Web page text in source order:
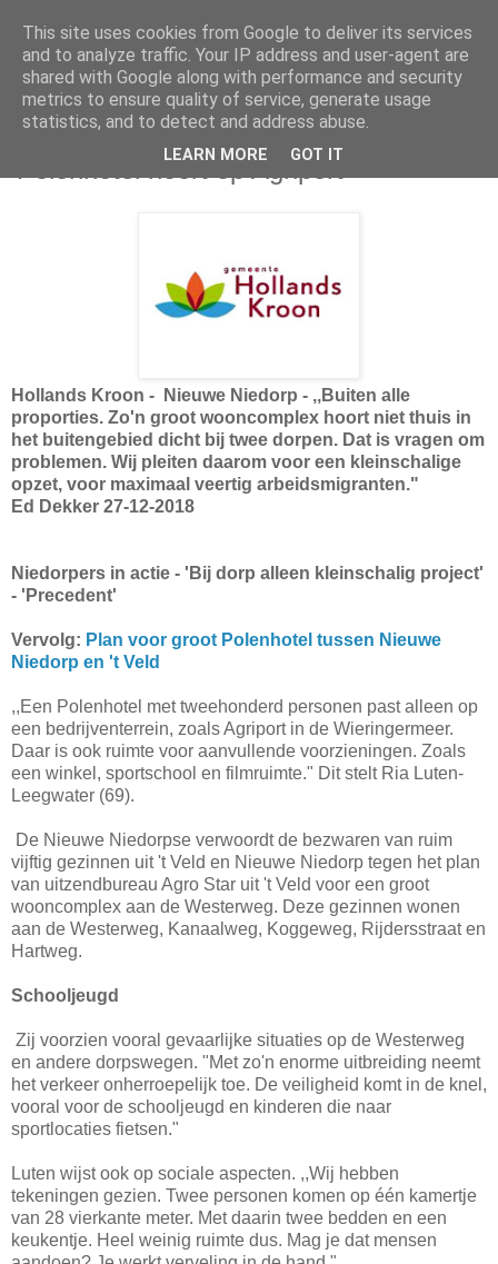
donderdag 27 december 2018
'Polenhotel hoort op Agriport'
Hollands Kroon - Nieuwe Niedorp - ,,Buiten alle
proporties. Zo'n groot wooncomplex hoort niet thuis in
het buitengebied dicht bij twee dorpen. Dat is vragen om
problemen. Wij pleiten daarom voor een kleinschalige
opzet, voor maximaal veertig arbeidsmigranten."
Ed Dekker 27-12-2018
Niedorpers in actie - 'Bij dorp alleen kleinschalig project'
- 'Precedent'
Vervolg: Plan voor groot Polenhotel tussen Nieuwe
Niedorp en 't Veld
,,Een Polenhotel met tweehonderd personen past alleen op
een bedrijventerrein, zoals Agriport in de Wieringermeer.
Daar is ook ruimte voor aanvullende voorzieningen. Zoals
een winkel, sportschool en filmruimte." Dit stelt Ria Luten-
Leegwater (69).
De Nieuwe Niedorpse verwoordt de bezwaren van ruim
vijftig gezinnen uit 't Veld en Nieuwe Niedorp tegen het plan
van uitzendbureau Agro Star uit 't Veld voor een groot
wooncomplex aan de Westerweg. Deze gezinnen wonen
aan de Westerweg, Kanaalweg, Koggeweg, Rijdersstraat en
Hartweg.
Schooljeugd
Zij voorzien vooral gevaarlijke situaties op de Westerweg
en andere dorpswegen. "Met zo'n enorme uitbreiding neemt
het verkeer onherroepelijk toe. De veiligheid komt in de knel,
vooral voor de schooljeugd en kinderen die naar
sportlocaties fietsen."
Luten wijst ook op sociale aspecten. ,,Wij hebben
tekeningen gezien. Twee personen komen op één kamertje
van 28 vierkante meter. Met daarin twee bedden en een
keukentje. Heel weinig ruimte dus. Mag je dat mensen
This site uses cookies from Google to deliver its services
and to analyze traffic. Your IP address and user-agent are
shared with Google along with performance and security
metrics to ensure quality of service, generate usage
statistics, and to detect and address abuse.
LEARN MORE GOT IT